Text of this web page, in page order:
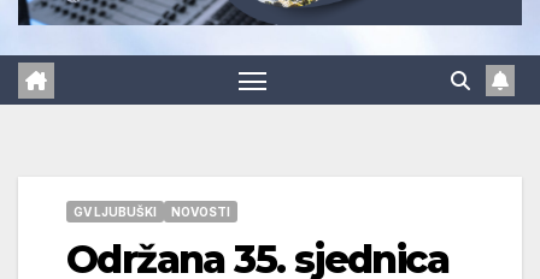
GV LJUBUŠKI NOVOSTI
Održana 35. sjednica